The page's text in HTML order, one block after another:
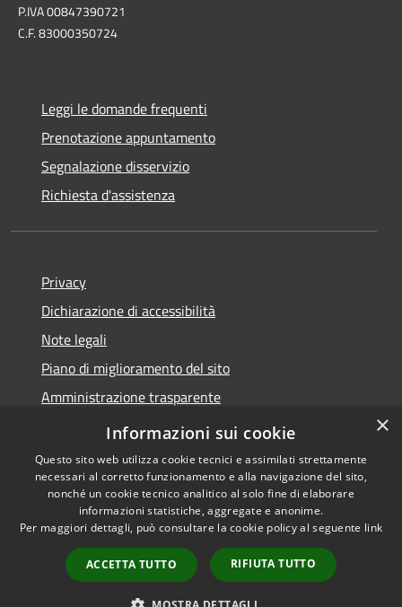
P.IVA 00847390721
C.F. 83000350724
Leggi le domande frequenti
Prenotazione appuntamento
Segnalazione disservizio
Richiesta d'assistenza
Privacy
Dichiarazione di accessibilità
Note legali
Piano di miglioramento del sito
Amministrazione trasparente
Albo Pretorio
Accessibilità
Copyright © 2026 • Comune di
Trani • Powered by
Municipium•
Accesso
redazione
×
Informazioni sui cookie
Questo sito web utilizza cookie tecnici e assimilati strettamente
necessari al corretto funzionamento e alla navigazione del sito,
nonché un cookie tecnico analitico al solo fine di elaborare
informazioni statistiche, aggregate e anonime.
Per maggiori dettagli, può consultare la cookie policy al seguente link
ACCETTA TUTTO RIFIUTA TUTTO